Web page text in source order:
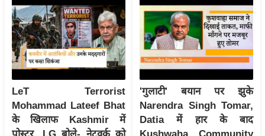
प
र
मि
सा
ल
बे
मि
सा
LeT Terrorist
Mohammad Lateef Bhat
के खिलाफ Kashmir में
पोस्टर, LG बोले- नेटवर्क को
'गुलाटी' बयान पर झुके
Narendra Singh Tomar,
Datia में हार के बाद
Kushwaha Community